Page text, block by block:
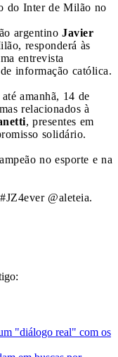
do Inter de Milão no
argentino Javier
responderá às
entrevista
informação católica.
amanhã, 14 de
relacionados à
, presentes em
solidário.
no esporte e na
@aleteia.
"diálogo real" com os